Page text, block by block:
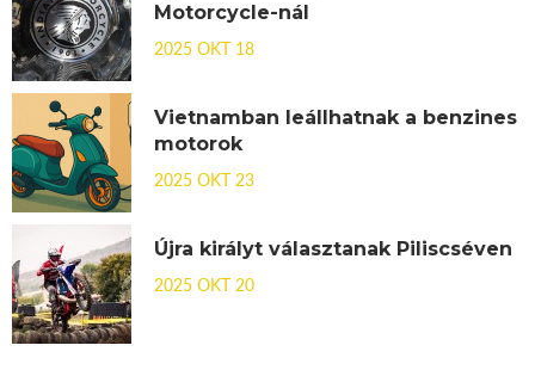
Motorcycle-nál
2025 OKT 18
Vietnamban leállhatnak a benzines
motorok
2025 OKT 23
Újra királyt választanak Piliscséven
2025 OKT 20